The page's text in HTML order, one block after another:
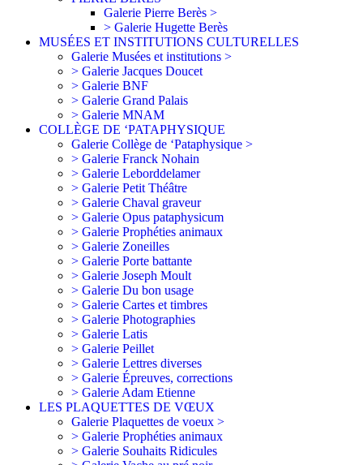
Galerie Pierre Berès >
> Galerie Hugette Berès
MUSÉES ET INSTITUTIONS CULTURELLES
Galerie Musées et institutions >
> Galerie Jacques Doucet
> Galerie BNF
> Galerie Grand Palais
> Galerie MNAM
COLLÈGE DE ‘PATAPHYSIQUE
Galerie Collège de ‘Pataphysique >
> Galerie Franck Nohain
> Galerie Leborddelamer
> Galerie Petit Théâtre
> Galerie Chaval graveur
> Galerie Opus pataphysicum
> Galerie Prophéties animaux
> Galerie Zoneilles
> Galerie Porte battante
> Galerie Joseph Moult
> Galerie Du bon usage
> Galerie Cartes et timbres
> Galerie Photographies
> Galerie Latis
> Galerie Peillet
> Galerie Lettres diverses
> Galerie Épreuves, corrections
> Galerie Adam Etienne
LES PLAQUETTES DE VŒUX
Galerie Plaquettes de voeux >
> Galerie Prophéties animaux
> Galerie Souhaits Ridicules